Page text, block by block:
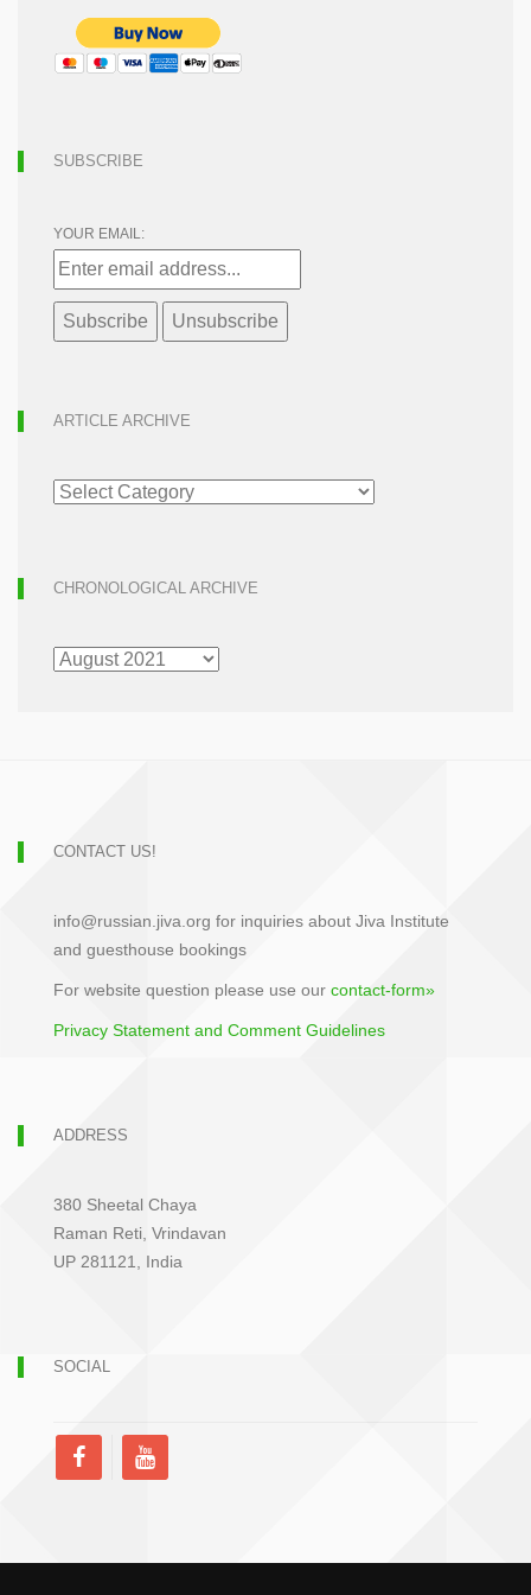
SUBSCRIBE
YOUR EMAIL:
ARTICLE ARCHIVE
ARTICLE
ARCHIVE
CHRONOLOGICAL ARCHIVE
CHRONOLOGICAL
ARCHIVE
CONTACT US!
info@russian.jiva.org for inquiries about Jiva Institute
and guesthouse bookings
For website question please use our contact-form»
Privacy Statement and Comment Guidelines
ADDRESS
380 Sheetal Chaya
Raman Reti, Vrindavan
UP 281121, India
SOCIAL